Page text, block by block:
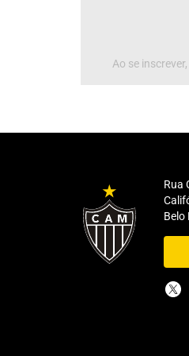
Ao se
Rua
Belo